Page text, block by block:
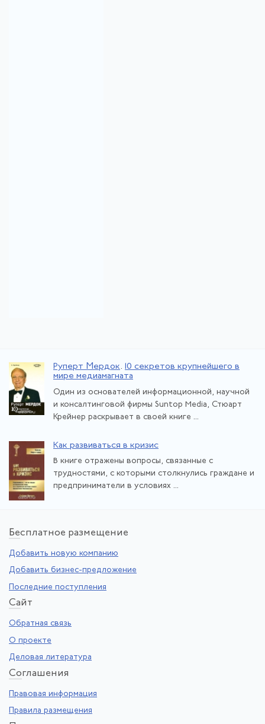
Руперт Мердок. 10 секретов крупнейшего в
мире медиамагната
Один из основателей информационной, научной
и консалтинговой фирмы Suntop Media, Стюарт
Крейнер раскрывает в своей книге ...
Как развиваться в кризис
В книге отражены вопросы, связанные с
трудностями, с которыми столкнулись граждане и
предприниматели в условиях ...
Бесплатное размещение
Добавить новую компанию
Добавить бизнес-предложение
Последние поступления
Сайт
Обратная связь
О проекте
Деловая литература
Соглашения
Правовая информация
Правила размещения